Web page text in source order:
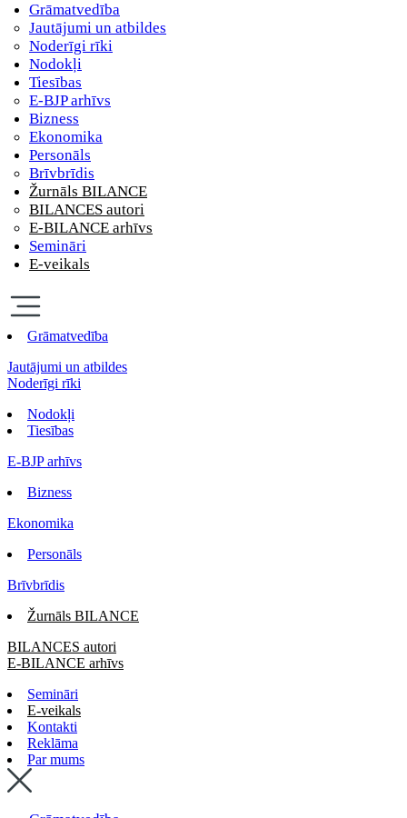
Grāmatvedība
Jautājumi un atbildes
Noderīgi rīki
Nodokļi
Tiesības
E-BJP arhīvs
Bizness
Ekonomika
Personāls
Brīvbrīdis
Žurnāls BILANCE
BILANCES autori
E-BILANCE arhīvs
Semināri
E-veikals
Grāmatvedība
Jautājumi un atbildes
Noderīgi rīki
Nodokļi
Tiesības
E-BJP arhīvs
Bizness
Ekonomika
Personāls
Brīvbrīdis
Žurnāls BILANCE
BILANCES autori
E-BILANCE arhīvs
Semināri
E-veikals
Kontakti
Reklāma
Par mums